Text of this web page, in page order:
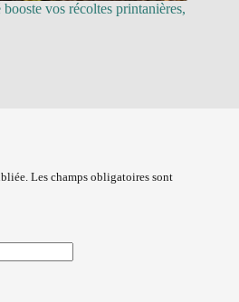
vos récoltes printanières,
Les champs obligatoires sont